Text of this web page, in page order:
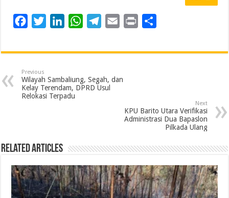
c
b
o
i
t
e
n
e
d
W
a
s
A
l
g
r
a
l
i
a
Previous
Wilayah Sambaliung, Segah, dan
Kelay Terendam, DPRD Usul
Relokasi Terpadu
Next
KPU Barito Utara Verifikasi
Administrasi Dua Bapaslon
Pilkada Ulang
Related Articles